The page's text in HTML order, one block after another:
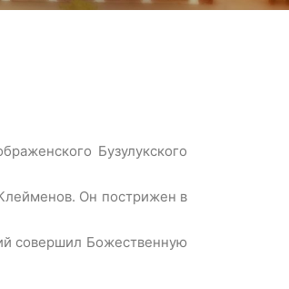
Бузулукского
Он пострижен в
совершил Божественную